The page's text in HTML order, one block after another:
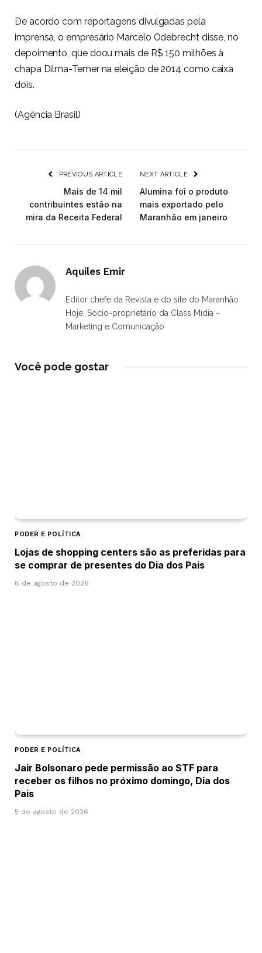
De acordo com reportagens divulgadas pela
imprensa, o empresário Marcelo Odebrecht disse, no
depoimento, que doou mais de R$ 150 milhões à
chapa Dilma-Temer na eleição de 2014 como caixa
dois.
(Agência Brasil)
PREVIOUS ARTICLE
Mais de 14 mil
contribuintes estão na
mira da Receita Federal
NEXT ARTICLE
Alumina foi o produto
mais exportado pelo
Maranhão em janeiro
Aquiles Emir
Editor chefe da Revista e do site do Maranhão
Hoje. Sócio-proprietário da Class Mídia –
Marketing e Comunicação
Você pode gostar
PODER E POLÍTICA
Lojas de shopping centers são as preferidas para
se comprar de presentes do Dia dos Pais
8 de agosto de 2026
PODER E POLÍTICA
Jair Bolsonaro pede permissão ao STF para
receber os filhos no próximo domingo, Dia dos
Pais
5 de agosto de 2026